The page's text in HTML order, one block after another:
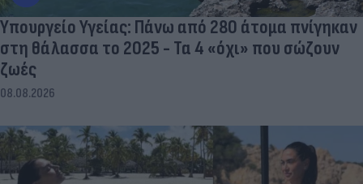
Υπουργείο Υγείας: Πάνω από 280 άτομα πνίγηκαν
στη θάλασσα το 2025 - Τα 4 «όχι» που σώζουν
ζωές
08.08.2026